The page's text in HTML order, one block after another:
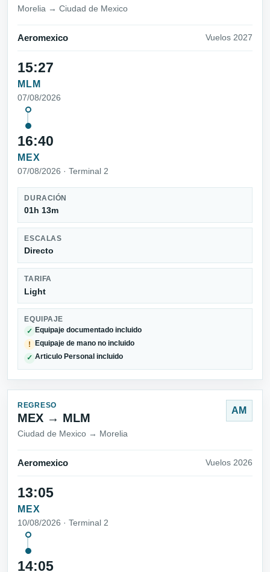
Morelia → Ciudad de Mexico
Aeromexico Vuelos 2027
15:27
MLM
07/08/2026
16:40
MEX
07/08/2026 · Terminal 2
DURACIÓN
01h 13m
ESCALAS
Directo
TARIFA
Light
EQUIPAJE
✓ Equipaje documentado incluido
! Equipaje de mano no incluido
✓ Articulo Personal incluido
REGRESO
MEX → MLM
Ciudad de Mexico → Morelia
AM
Aeromexico Vuelos 2026
13:05
MEX
10/08/2026 · Terminal 2
14:05